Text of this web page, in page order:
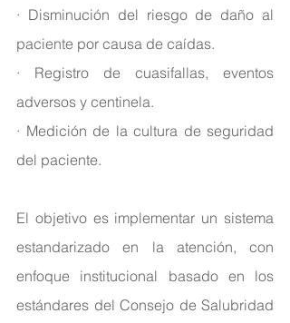
· Disminución del riesgo de daño al
paciente por causa de caídas.
· Registro de cuasifallas, eventos
adversos y centinela.
· Medición de la cultura de seguridad
del paciente.
El objetivo es implementar un sistema
estandarizado en la atención, con
enfoque institucional basado en los
estándares del Consejo de Salubridad